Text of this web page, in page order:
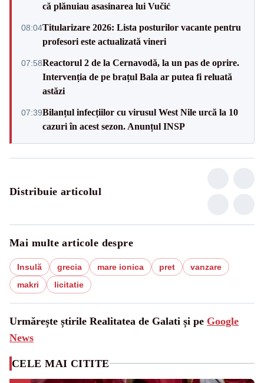
că plănuiau asasinarea lui Vučić
08:04Titularizare 2026: Lista posturilor vacante pentru
profesori este actualizată vineri
07:58Reactorul 2 de la Cernavodă, la un pas de oprire.
Intervenția de pe brațul Bala ar putea fi reluată
astăzi
07:39Bilanțul infecțiilor cu virusul West Nile urcă la 10
cazuri în acest sezon. Anunțul INSP
Distribuie articolul
Mai multe articole despre
Insulă grecia mare ionica pret
vanzare
makri
licitatie
Urmărește știrile Realitatea de Galati și pe Google
News
CELE MAI CITITE